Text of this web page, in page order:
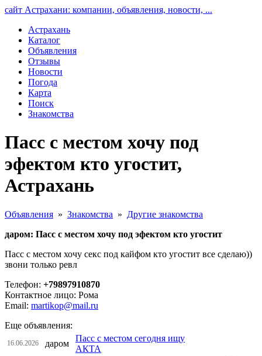
сайт Астрахани: компании, объявления, новости, ...
Астрахань
Каталог
Объявления
Отзывы
Новости
Погода
Карта
Поиск
Знакомства
Пасс с местом хочу под
эфектом кто угостит,
Астрахань
Объявления » Знакомства » Другие знакомства
даром: Пасс с местом хочу под эфектом кто угостит
Пасс с местом хочу секс под кайфом кто угостит все сделаю))
звони только ревл
Телефон: +79897910870
Контактное лицо: Рома
Email: martikop@mail.ru
Еще объявления:
16.06.2026 даром
Пасс с местом сегодня ищу
АКТА